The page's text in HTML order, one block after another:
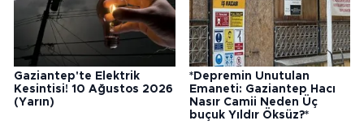
Gaziantep'te Elektrik
Kesintisi! 10 Ağustos 2026
(Yarın)
*Depremin Unutulan
Emaneti: Gaziantep Hacı
Nasır Camii Neden Üç
buçuk Yıldır Öksüz?*